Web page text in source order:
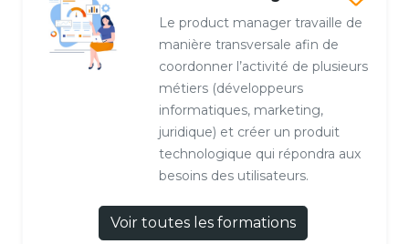
Le product manager travaille de
manière transversale afin de
coordonner l’activité de plusieurs
métiers (développeurs
informatiques, marketing,
juridique) et créer un produit
technologique qui répondra aux
besoins des utilisateurs.
Voir toutes les formations